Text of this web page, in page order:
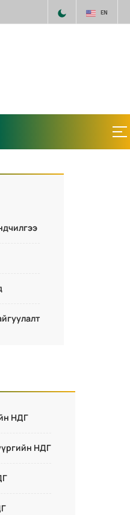
EN
НДГ
НДГ